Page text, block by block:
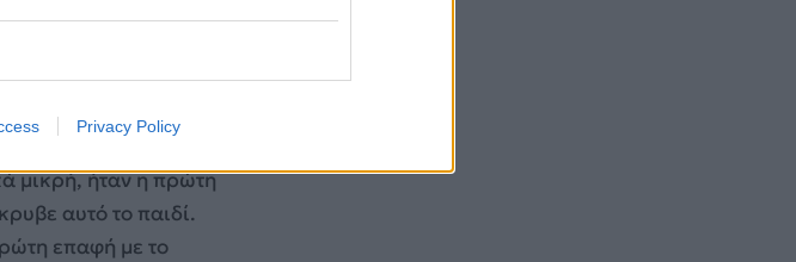
Privacy Policy
τηλεοπτικό πλατό,
μικρή, ήταν η πρώτη
αυτό το παιδί.
επαφή με το